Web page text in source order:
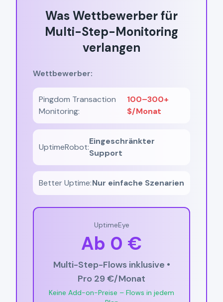
Was Wettbewerber für
Multi-Step-Monitoring
verlangen
Wettbewerber:
Pingdom Transaction
Monitoring:
100–300+
$/Monat
UptimeRobot:
Eingeschränkter
Support
Better Uptime:Nur einfache Szenarien
UptimeEye
Ab 0 €
Multi-Step-Flows inklusive •
Pro 29 €/Monat
Keine Add-on-Preise – Flows in jedem